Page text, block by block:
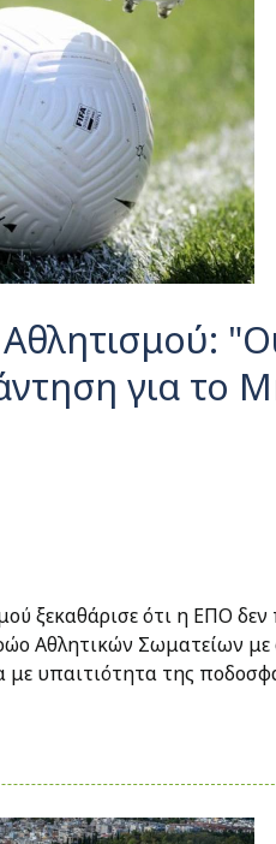
για το
ξεκαθάρισε ότι η ΕΠΟ
Αθλητικών Σωματείων
με υπαιτιότητα της